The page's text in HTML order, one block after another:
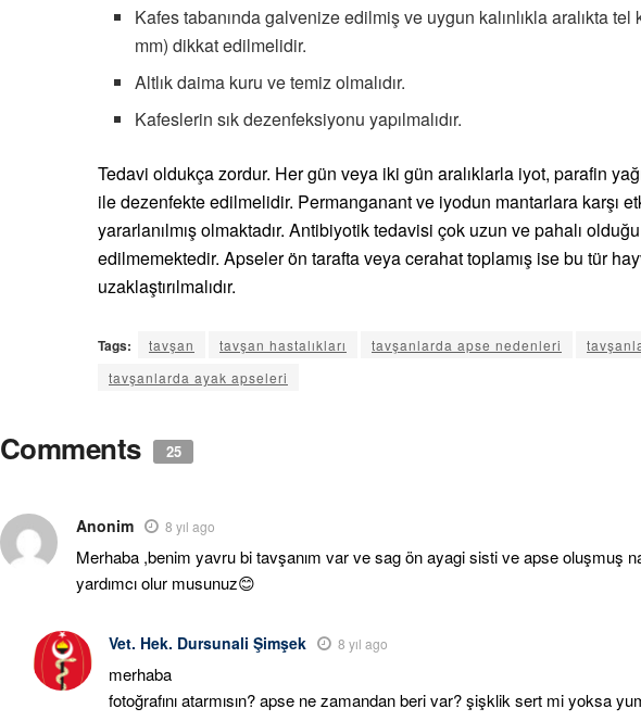
Kafes tabanında galvenize edilmiş ve uygun kalınlıkla aralıkta tel
mm) dikkat edilmelidir.
Altlık daima kuru ve temiz olmalıdır.
Kafeslerin sık dezenfeksiyonu yapılmalıdır.
Tedavi oldukça zordur. Her gün veya iki gün aralıklarla iyot, parafin
ile dezenfekte edilmelidir. Permanganant ve iyodun mantarlara karşı
yararlanılmış olmaktadır. Antibiyotik tedavisi çok uzun ve pahalı
edilmemektedir. Apseler ön tarafta veya cerahat toplamış ise bu tür
uzaklaştırılmalıdır.
Tags: tavşan tavşan hastalıkları tavşanlarda apse nedenleri
tavşanlarda ayak apseleri
Comments 25
Anonim 8 yıl ago
Merhaba ,benim yavru bi tavşanım var ve sag ön ayagi sisti ve apse oluşmuş
yardımcı olur musunuz😊
Vet. Hek. Dursunali Şimşek 8 yıl ago
merhaba
fotoğrafını atarmısın? apse ne zamandan beri var? şişklik sert mi yoksa